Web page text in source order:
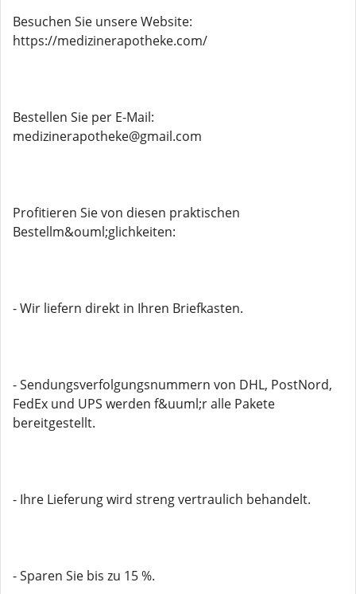
Besuchen Sie unsere Website:
https://medizinerapotheke.com/
Bestellen Sie per E-Mail:
medizinerapotheke@gmail.com
Profitieren Sie von diesen praktischen
Bestellm&ouml;glichkeiten:
- Wir liefern direkt in Ihren Briefkasten.
- Sendungsverfolgungsnummern von DHL, PostNord,
FedEx und UPS werden f&uuml;r alle Pakete
bereitgestellt.
- Ihre Lieferung wird streng vertraulich behandelt.
- Sparen Sie bis zu 15 %.